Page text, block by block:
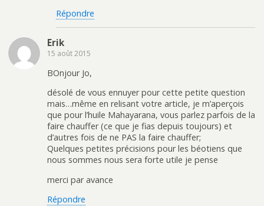
Répondre
Erik
15 août 2015
BOnjour Jo,
désolé de vous ennuyer pour cette petite question
mais…même en relisant votre article, je m’aperçois
que pour l’huile Mahayarana, vous parlez parfois de la
faire chauffer (ce que je fias depuis toujours) et
d’autres fois de ne PAS la faire chauffer;
Quelques petites précisions pour les béotiens que
nous sommes nous sera forte utile je pense
merci par avance
Répondre